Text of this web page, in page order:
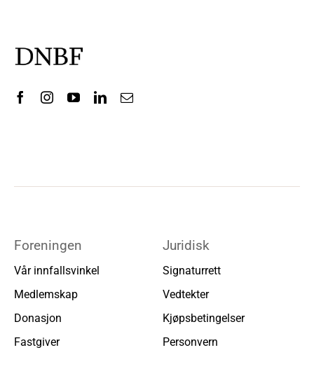
Foreningen
Vår innfallsvinkel
Medlemskap
Donasjon
Fastgiver
Juridisk
Signaturrett
Vedtekter
Kjøpsbetingelser
Personvern